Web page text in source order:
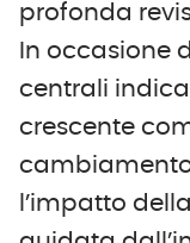
profonda
In occasione
centrali
crescente
l’impatto